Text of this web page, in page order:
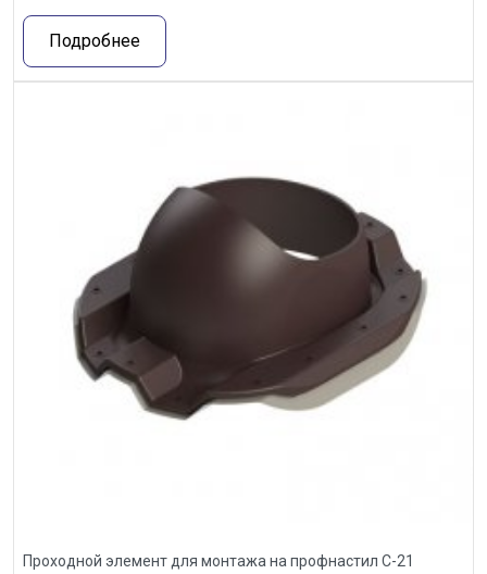
Подробнее
Проходной элемент для монтажа на профнастил С-21